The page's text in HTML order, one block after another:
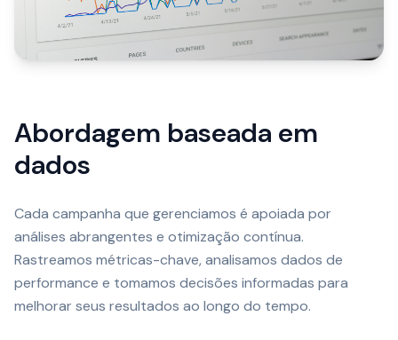
Abordagem baseada em
dados
Cada campanha que gerenciamos é apoiada por
análises abrangentes e otimização contínua.
Rastreamos métricas-chave, analisamos dados de
performance e tomamos decisões informadas para
melhorar seus resultados ao longo do tempo.